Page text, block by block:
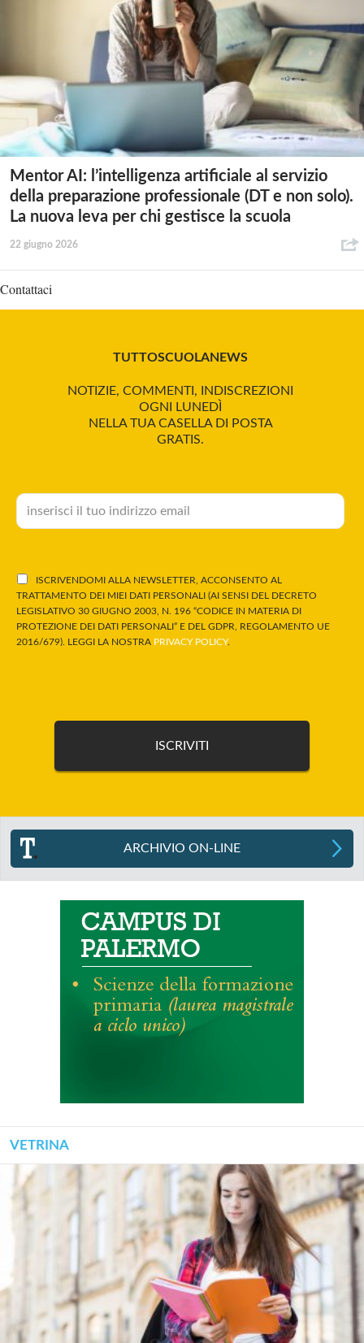
Mentor AI: l’intelligenza artificiale al servizio
della preparazione professionale (DT e non solo).
La nuova leva per chi gestisce la scuola
22 giugno 2026
Contattaci
TUTTOSCUOLANEWS
NOTIZIE, COMMENTI, INDISCREZIONI
OGNI LUNEDÌ
NELLA TUA CASELLA DI POSTA
GRATIS.
ISCRIVENDOMI ALLA NEWSLETTER, ACCONSENTO AL
TRATTAMENTO DEI MIEI DATI PERSONALI (AI SENSI DEL DECRETO
LEGISLATIVO 30 GIUGNO 2003, N. 196 “CODICE IN MATERIA DI
PROTEZIONE DEI DATI PERSONALI” E DEL GDPR, REGOLAMENTO UE
2016/679). LEGGI LA NOSTRA PRIVACY POLICY.
ARCHIVIO ON-LINE
VETRINA